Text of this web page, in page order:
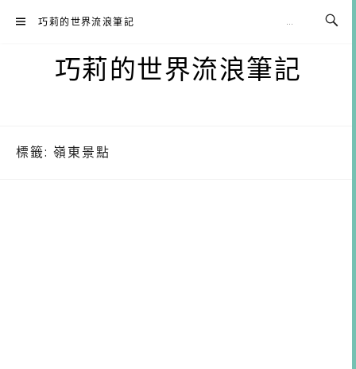
巧莉的世界流浪筆記
巧莉的世界流浪筆記
標籤: 嶺東景點